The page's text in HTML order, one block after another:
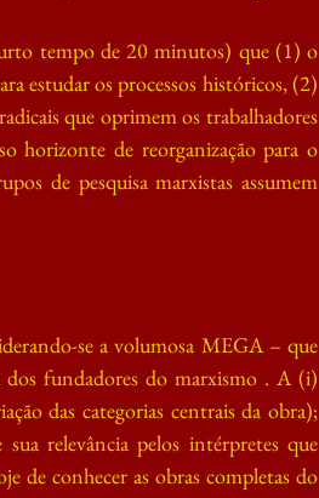
tempo de 20 minutos) que (1) o
estudar os processos históricos, (2)
que oprimem os trabalhadores
horizonte de reorganização para o
de pesquisa marxistas assumem
se a volumosa MEGA – que
dos fundadores do marxismo . A (i)
das categorias centrais da obra);
relevância pelos intérpretes que
de conhecer as obras completas do